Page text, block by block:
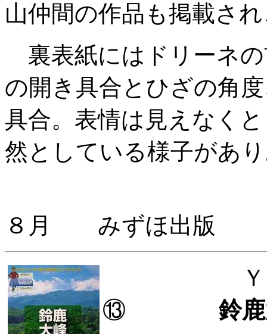
山仲間の作品も掲載さ
裏表紙にはドリーネ
の開き具合とひざの角
具合。表情は見えなく
然としている様子があ
８月 みずほ出版
ＹＡＭ
⑬
鈴鹿